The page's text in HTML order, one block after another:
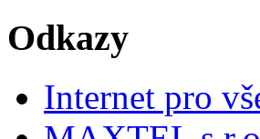
Odkazy
Internet pro